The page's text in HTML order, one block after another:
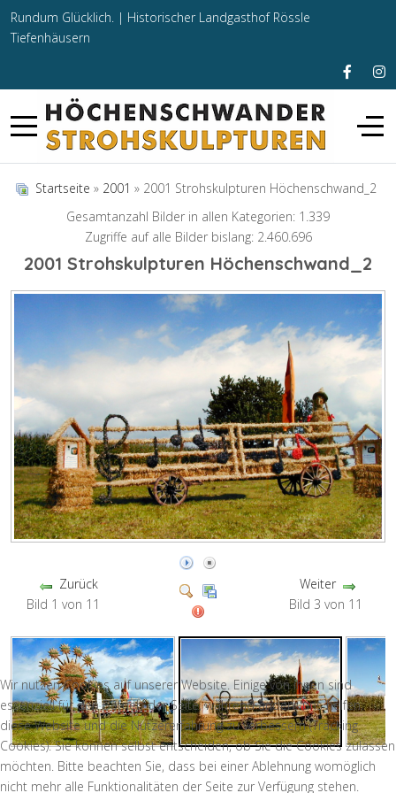
Rundum Glücklich. | Historischer Landgasthof Rössle
Tiefenhäusern
Startseite » 2001 » 2001 Strohskulpturen Höchenschwand_2
Gesamtanzahl Bilder in allen Kategorien: 1.339
Zugriffe auf alle Bilder bislang: 2.460.696
2001 Strohskulpturen Höchenschwand_2
Zurück
Bild 1 von 11
Weiter
Bild 3 von 11
Wir nutzen Cookies auf unserer Website. Einige von ihnen sind
essenziell für den Betrieb der Seite, während andere uns helfen,
diese Website und die Nutzererfahrung zu verbessern (Tracking
Cookies). Sie können selbst entscheiden, ob Sie die Cookies zulassen
möchten. Bitte beachten Sie, dass bei einer Ablehnung womöglich
nicht mehr alle Funktionalitäten der Seite zur Verfügung stehen.